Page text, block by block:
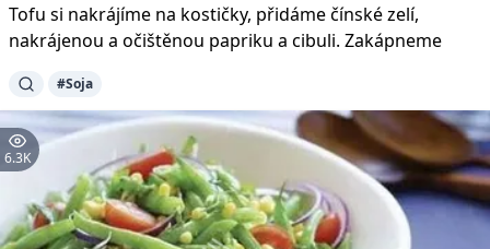
Tofu si nakrájíme na kostičky, přidáme čínské zelí,
nakrájenou a očištěnou papriku a cibuli. Zakápneme
#Soja
6.3K